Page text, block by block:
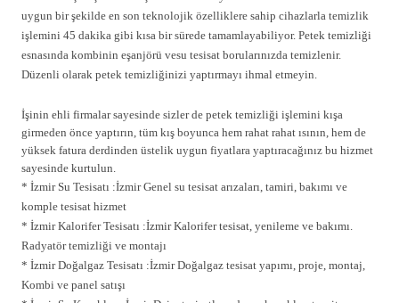
uygun bir şekilde en son teknolojik özelliklere sahip cihazlarla temizlik
işlemini 45 dakika gibi kısa bir sürede tamamlayabiliyor. Petek temizliği
esnasında kombinin eşanjörü vesu tesisat borularınızda temizlenir.
Düzenli olarak petek temizliğinizi yaptırmayı ihmal etmeyin.
İşinin ehli firmalar sayesinde sizler de petek temizliği işlemini kışa
girmeden önce yaptırın, tüm kış boyunca hem rahat rahat ısının, hem de
yüksek fatura derdinden üstelik uygun fiyatlara yaptıracağınız bu hizmet
sayesinde kurtulun.
* İzmir Su Tesisatı :İzmir Genel su tesisat arızaları, tamiri, bakımı ve
komple tesisat hizmet
* İzmir Kalorifer Tesisatı :İzmir Kalorifer tesisat, yenileme ve bakımı.
Radyatör temizliği ve montajı
* İzmir Doğalgaz Tesisatı :İzmir Doğalgaz tesisat yapımı, proje, montaj,
Kombi ve panel satışı